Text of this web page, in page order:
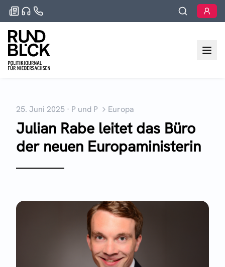
25. Juni 2025 · P und P Europa
Julian Rabe leitet das Büro
der neuen Europaministerin